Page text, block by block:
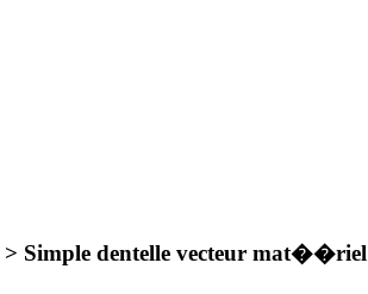
> Simple dentelle vecteur mat��riel